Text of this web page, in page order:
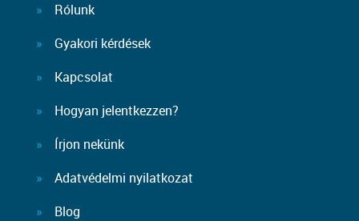
Rólunk
Gyakori kérdések
Kapcsolat
Hogyan jelentkezzen?
Írjon nekünk
Adatvédelmi nyilatkozat
Blog